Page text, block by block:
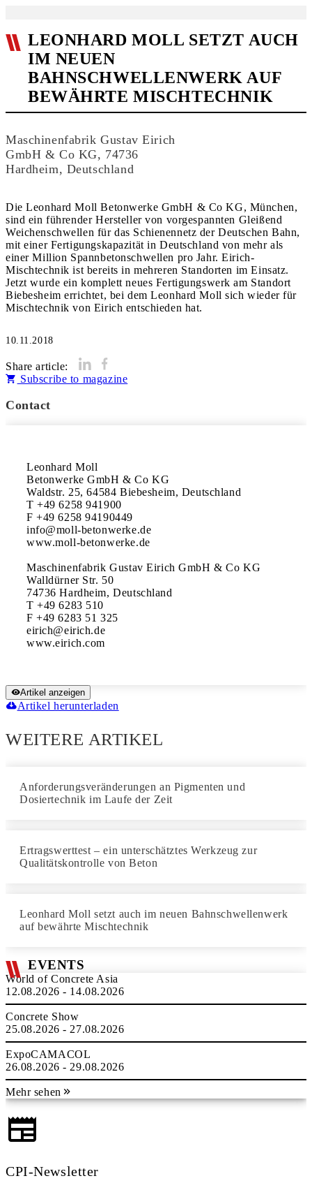
LEONHARD MOLL SETZT AUCH
IM NEUEN
BAHNSCHWELLENWERK AUF
BEWÄHRTE MISCHTECHNIK
Maschinenfabrik Gustav Eirich
GmbH & Co KG, 74736
Hardheim, Deutschland
Die Leonhard Moll Betonwerke GmbH & Co KG, München,
sind ein führender Hersteller von vorgespannten Gleißend
Weichenschwellen für das Schienennetz der Deutschen Bahn,
mit einer Fertigungskapazität in Deutschland von mehr als
einer Million Spannbetonschwellen pro Jahr. Eirich-
Mischtechnik ist bereits in mehreren Standorten im Einsatz.
Jetzt wurde ein komplett neues Fertigungswerk am Standort
Biebesheim errichtet, bei dem Leonhard Moll sich wieder für
Mischtechnik von Eirich entschieden hat.
10.11.2018
Share article:
Subscribe to magazine
Contact
Leonhard Moll
Betonwerke GmbH & Co KG
Waldstr. 25, 64584 Biebesheim, Deutschland
T +49 6258 941900
F +49 6258 94190449
info@moll-betonwerke.de
www.moll-betonwerke.de
Maschinenfabrik Gustav Eirich GmbH & Co KG
Walldürner Str. 50
74736 Hardheim, Deutschland
T +49 6283 510
F +49 6283 51 325
eirich@eirich.de
www.eirich.com
Artikel anzeigen
Artikel herunterladen
WEITERE ARTIKEL
Anforderungsveränderungen an Pigmenten und
Dosiertechnik im Laufe der Zeit
Ertragswerttest – ein unterschätztes Werkzeug zur
Qualitätskontrolle von Beton
Leonhard Moll setzt auch im neuen Bahnschwellenwerk
auf bewährte Mischtechnik
EVENTS
World of Concrete Asia
12.08.2026 - 14.08.2026
Concrete Show
25.08.2026 - 27.08.2026
ExpoCAMACOL
26.08.2026 - 29.08.2026
Mehr sehen
CPI-Newsletter